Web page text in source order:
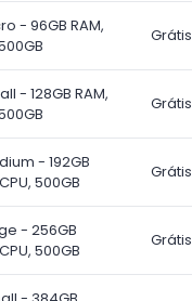
- 96GB RAM,
Grátis
- 128GB RAM,
Grátis
- 192GB
500GB
Grátis
- 256GB
500GB
Grátis